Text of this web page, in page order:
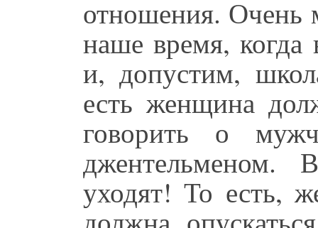
отношения. Очень
наше время, когда
и, допустим,
есть женщина
говорить о
джентельменом.
уходят! То есть,